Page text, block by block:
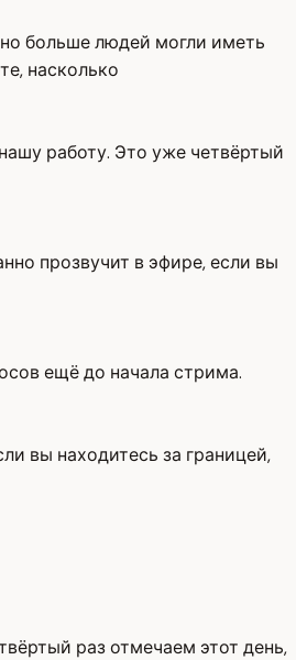
больше людей могли иметь
насколько
работу. Это уже четвёртый
прозвучит в эфире, если вы
ещё до начала стрима.
вы находитесь за границей,
раз отмечаем этот день,